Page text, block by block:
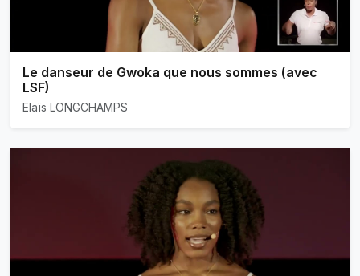
Le danseur de Gwoka que nous sommes (avec
LSF)
Elaïs LONGCHAMPS